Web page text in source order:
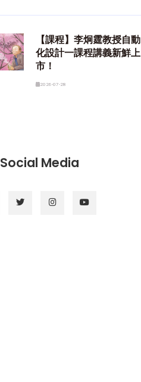
【課程】李炯霆教授自動
化設計一課程講義新鮮上
市！
2026-07-28
Social Media